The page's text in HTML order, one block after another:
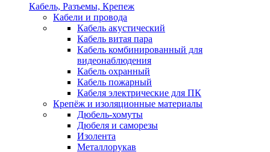
Кабель, Разъемы, Крепеж
Кабели и провода
Кабель акустический
Кабель витая пара
Кабель комбинированный для
видеонаблюдения
Кабель охранный
Кабель пожарный
Кабеля электрические для ПК
Крепёж и изоляционные материалы
Дюбель-хомуты
Дюбеля и саморезы
Изолента
Металлорукав